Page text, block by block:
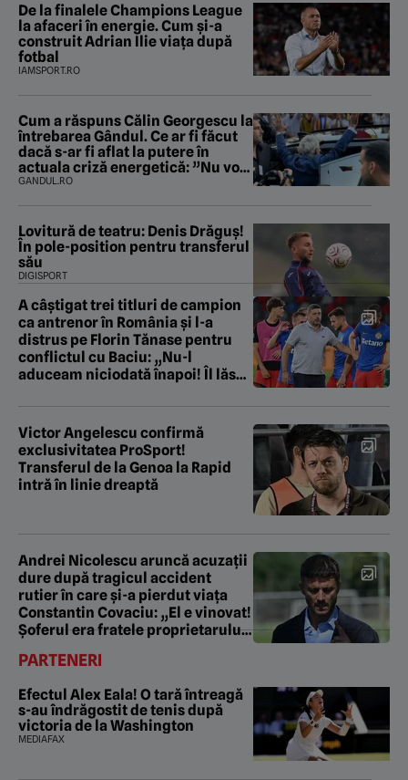
De la finalele Champions League
la afaceri în energie. Cum și-a
construit Adrian Ilie viața după
fotbal
IAMSPORT.RO
Cum a răspuns Călin Georgescu la
întrebarea Gândul. Ce ar fi făcut
dacă s-ar fi aflat la putere în
actuala criză energetică: ”Nu voi
fura și nu voi trăda”
GANDUL.RO
Lovitură de teatru: Denis Drăguș!
În pole-position pentru transferul
său
DIGISPORT
A câștigat trei titluri de campion
ca antrenor în România și l-a
distrus pe Florin Tănase pentru
conflictul cu Baciu: „Nu-l
aduceam niciodată înapoi! Îl lăsai
Victor Angelescu confirmă
exclusivitatea ProSport!
Transferul de la Genoa la Rapid
intră în linie dreaptă
Andrei Nicolescu aruncă acuzații
dure după tragicul accident
rutier în care și-a pierdut viața
Constantin Covaciu: „El e vinovat!
Șoferul era fratele proprietarului
PARTENERI
Efectul Alex Eala! O tară întreagă
s-au îndrăgostit de tenis după
victoria de la Washington
MEDIAFAX